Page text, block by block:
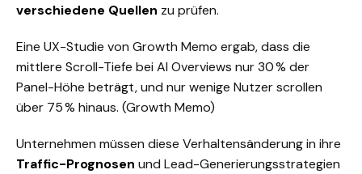
verschiedene Quellen zu prüfen.
Eine UX-Studie von Growth Memo ergab, dass die
mittlere Scroll-Tiefe bei AI Overviews nur 30 % der
Panel-Höhe beträgt, und nur wenige Nutzer scrollen
über 75 % hinaus. (Growth Memo)
Unternehmen müssen diese Verhaltensänderung in ihre
Traffic-Prognosen und Lead-Generierungsstrategien